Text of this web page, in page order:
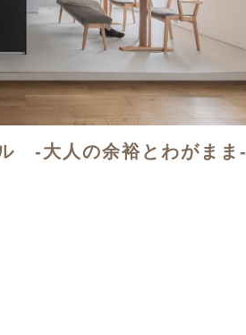
-大人の余裕とわがまま-